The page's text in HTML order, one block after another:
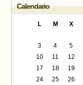
Calendario
L M X
3
4 5
10
11 12
17
18 19
24
25 26